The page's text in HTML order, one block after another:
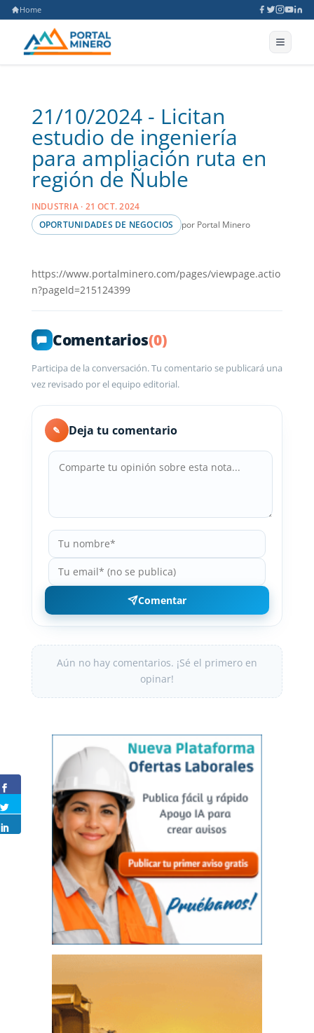
Home
21/10/2024 - Licitan
estudio de ingeniería
para ampliación ruta en
región de Ñuble
INDUSTRIA · 21 OCT. 2024
OPORTUNIDADES DE NEGOCIOS
por Portal Minero
https://www.portalminero.com/pages/viewpage.actio
n?pageId=215124399
Comentarios(0)
Participa de la conversación. Tu comentario se publicará una
vez revisado por el equipo editorial.
✎ Deja tu comentario
Comentar
Aún no hay comentarios. ¡Sé el primero en
opinar!